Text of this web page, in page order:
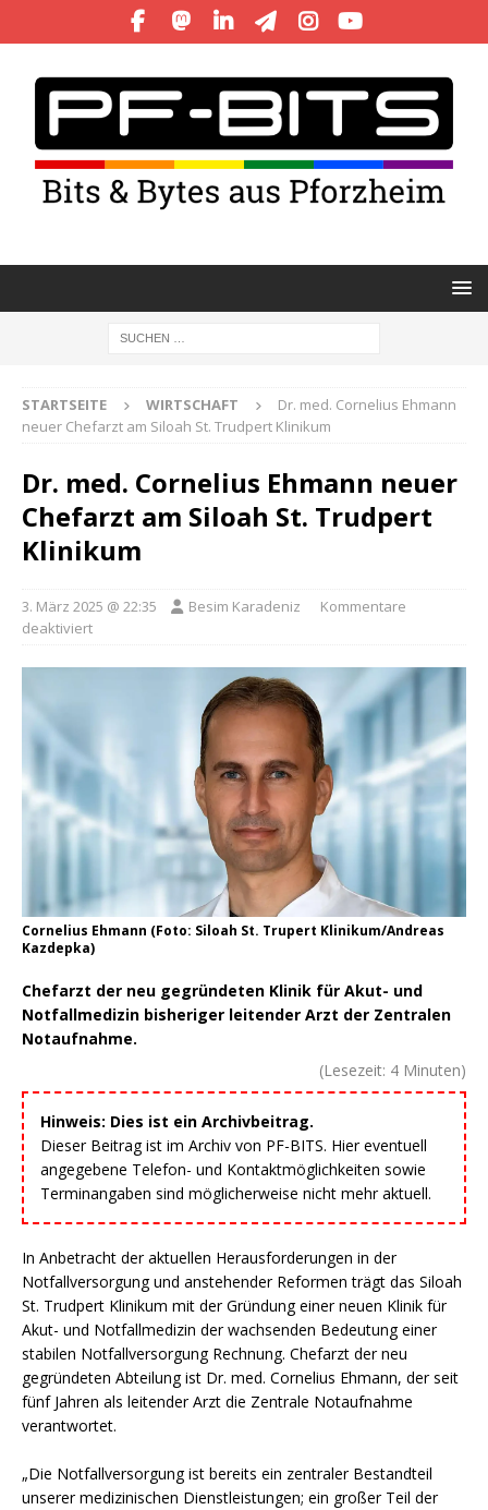
STARTSEITE WIRTSCHAFT
Dr. med. Cornelius Ehmann
neuer Chefarzt am Siloah St. Trudpert Klinikum
Dr. med. Cornelius Ehmann neuer
Chefarzt am Siloah St. Trudpert
Klinikum
3. März 2025 @ 22:35 Besim Karadeniz
Kommentare
deaktiviert
Cornelius Ehmann (Foto: Siloah St. Trupert Klinikum/Andreas
Kazdepka)
Chefarzt der neu gegründeten Klinik für Akut- und
Notfallmedizin bisheriger leitender Arzt der Zentralen
Notaufnahme.
(Lesezeit: 4 Minuten)
Hinweis: Dies ist ein Archivbeitrag.
Dieser Beitrag ist im Archiv von PF-BITS. Hier eventuell
angegebene Telefon- und Kontaktmöglichkeiten sowie
Terminangaben sind möglicherweise nicht mehr aktuell.
In Anbetracht der aktuellen Herausforderungen in der
Notfallversorgung und anstehender Reformen trägt das Siloah
St. Trudpert Klinikum mit der Gründung einer neuen Klinik für
Akut- und Notfallmedizin der wachsenden Bedeutung einer
stabilen Notfallversorgung Rechnung. Chefarzt der neu
gegründeten Abteilung ist Dr. med. Cornelius Ehmann, der seit
fünf Jahren als leitender Arzt die Zentrale Notaufnahme
verantwortet.
„Die Notfallversorgung ist bereits ein zentraler Bestandteil
unserer medizinischen Dienstleistungen; ein großer Teil der